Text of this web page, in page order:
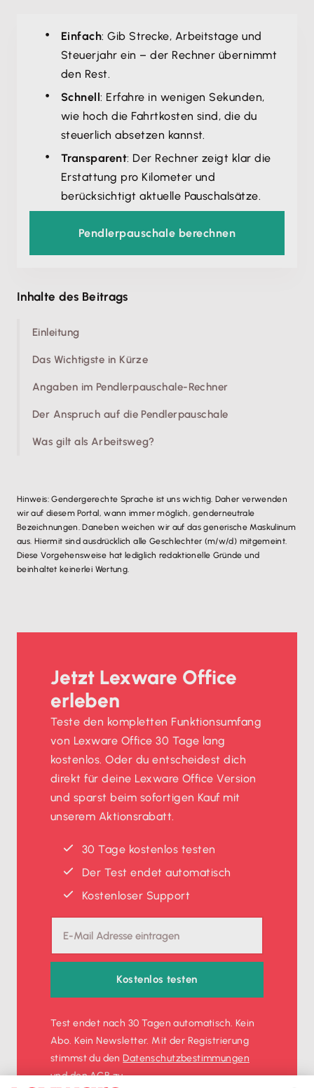
Einfach: Gib Strecke, Arbeitstage und
Steuerjahr ein – der Rechner übernimmt
den Rest.
Schnell: Erfahre in wenigen Sekunden,
wie hoch die Fahrtkosten sind, die du
steuerlich absetzen kannst.
Transparent: Der Rechner zeigt klar die
Erstattung pro Kilometer und
berücksichtigt aktuelle Pauschalsätze.
Pendlerpauschale berechnen
Inhalte des Beitrags
Einleitung
Das Wichtigste in Kürze
Angaben im Pendlerpauschale-Rechner
Der Anspruch auf die Pendlerpauschale
Was gilt als Arbeitsweg?
Hinweis: Gendergerechte Sprache ist uns wichtig. Daher verwenden
wir auf diesem Portal, wann immer möglich, genderneutrale
Bezeichnungen. Daneben weichen wir auf das generische Maskulinum
aus. Hiermit sind ausdrücklich alle Geschlechter (m/w/d) mitgemeint.
Diese Vorgehensweise hat lediglich redaktionelle Gründe und
beinhaltet keinerlei Wertung.
Jetzt Lexware Office
erleben
Teste den kompletten Funktionsumfang
von Lexware Office 30 Tage lang
kostenlos. Oder du entscheidest dich
direkt für deine Lexware Office Version
und sparst beim sofortigen Kauf mit
unserem Aktionsrabatt.
30 Tage kostenlos testen
Der Test endet automatisch
Kostenloser Support
Kostenlos testen
Test endet nach 30 Tagen automatisch. Kein
Abo. Kein Newsletter. Mit der Registrierung
stimmst du denDatenschutz­bestimmungen
und denAGBzu.